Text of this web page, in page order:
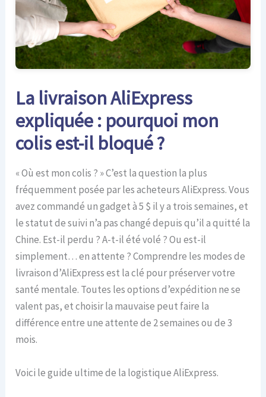
La livraison AliExpress
expliquée : pourquoi mon
colis est-il bloqué ?
« Où est mon colis ? » C’est la question la plus
fréquemment posée par les acheteurs AliExpress. Vous
avez commandé un gadget à 5 $ il y a trois semaines, et
le statut de suivi n’a pas changé depuis qu’il a quitté la
Chine. Est-il perdu ? A-t-il été volé ? Ou est-il
simplement… en attente ? Comprendre les modes de
livraison d’AliExpress est la clé pour préserver votre
santé mentale. Toutes les options d’expédition ne se
valent pas, et choisir la mauvaise peut faire la
différence entre une attente de 2 semaines ou de 3
mois.
Voici le guide ultime de la logistique AliExpress.